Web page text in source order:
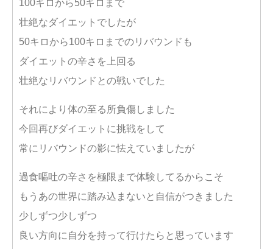
100キロから50キロまで
壮絶なダイエットでしたが
50キロから100キロまでのリバウンドも
ダイエットの辛さを上回る
壮絶なリバウンドとの戦いでした
それにより体の至る所負傷しました
今回再びダイエットに挑戦をして
常にリバウンドの影に怯えていましたが
過食嘔吐の辛さを極限まで体験してるからこそ
もうあの世界に踏み込まないと自信がつきました
少しずつ少しずつ
良い方向に自分を持って行けたらと思っています